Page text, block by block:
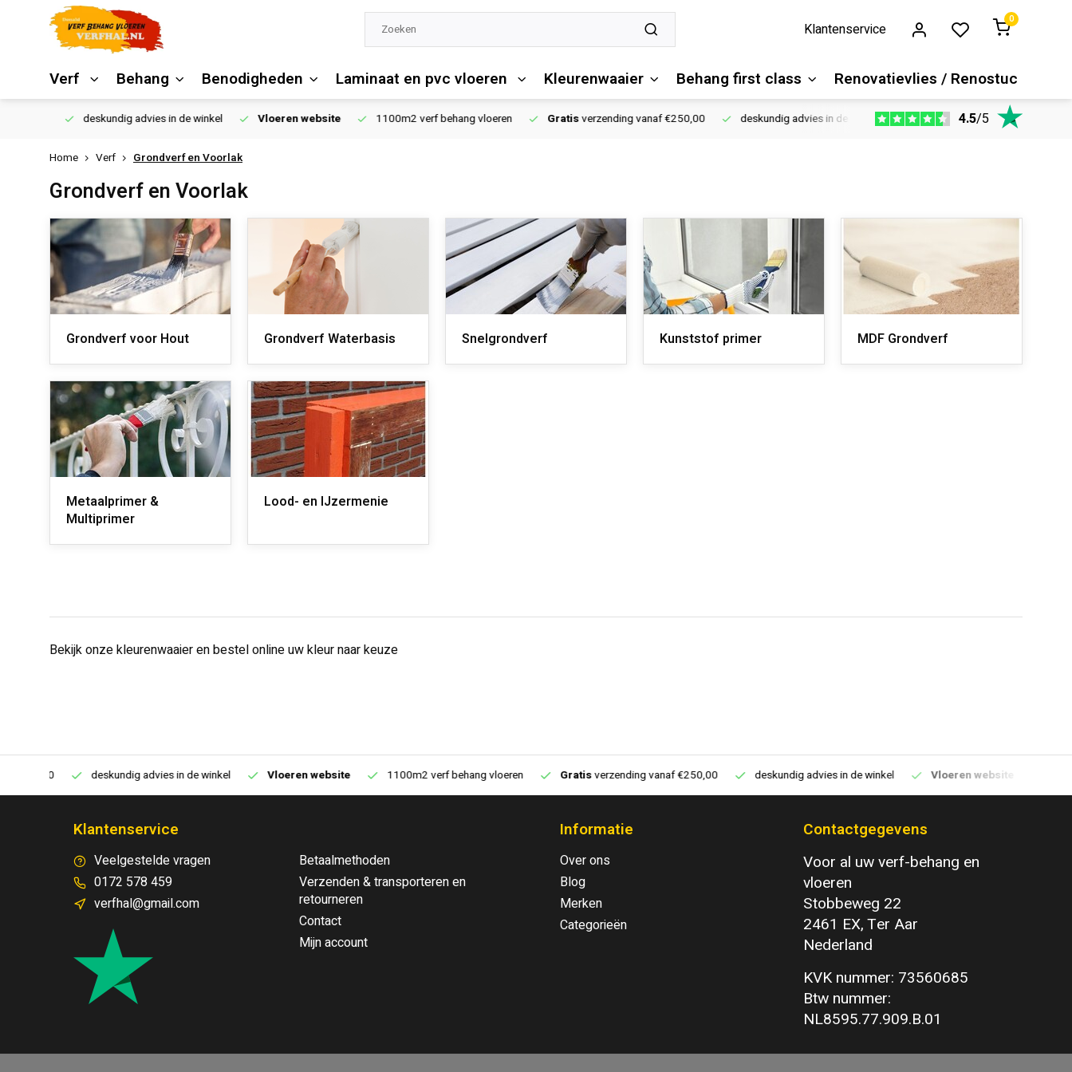
Klantenservice
0
Verf Behang Benodigheden Laminaat en pvc vloeren Kleurenwaaier Behang first class Renovatievlies / Renostuc
deskundig advies in de winkel Vloeren website 1100m2 verf behang vloeren Gratisverzending vanaf €250,00 deskundig advies in de winkel Vloeren website 1100m2
4.5/5
Home Verf Grondverf en Voorlak
Grondverf en Voorlak
Grondverf voor Hout Grondverf Waterbasis Snelgrondverf Kunststof primer MDF Grondverf
Metaalprimer &
Multiprimer
Lood- en IJzermenie
Bekijk onze kleurenwaaier en bestel online uw kleur naar keuze
deskundig advies in de winkel Vloeren website 1100m2 verf behang vloeren Gratisverzending vanaf €250,00 deskundig advies in de winkel Vloeren website
Klantenservice
Veelgestelde vragen
0172 578 459
verfhal@gmail.com
Betaalmethoden
Verzenden & transporteren en
retourneren
Contact
Mijn account
Informatie
Over ons
Blog
Merken
Categorieën
Contactgegevens
Voor al uw verf-behang en
vloeren
Stobbeweg 22
2461 EX, Ter Aar
Nederland
KVK nummer: 73560685
Btw nummer:
NL8595.77.909.B.01